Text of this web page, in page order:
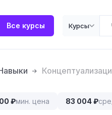
Все курсы Курсы
₽мин. цена 83 004 ₽